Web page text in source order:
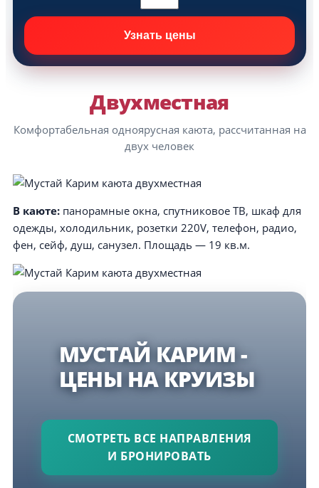
Двухместная
Комфортабельная одноярусная каюта, рассчитанная на
двух человек
В каюте: панорамные окна, спутниковое ТВ, шкаф для
одежды, холодильник, розетки 220V, телефон, радио,
фен, сейф, душ, санузел. Площадь — 19 кв.м.
МУСТАЙ КАРИМ -
ЦЕНЫ НА КРУИЗЫ
СМОТРЕТЬ ВСЕ НАПРАВЛЕНИЯ
И БРОНИРОВАТЬ